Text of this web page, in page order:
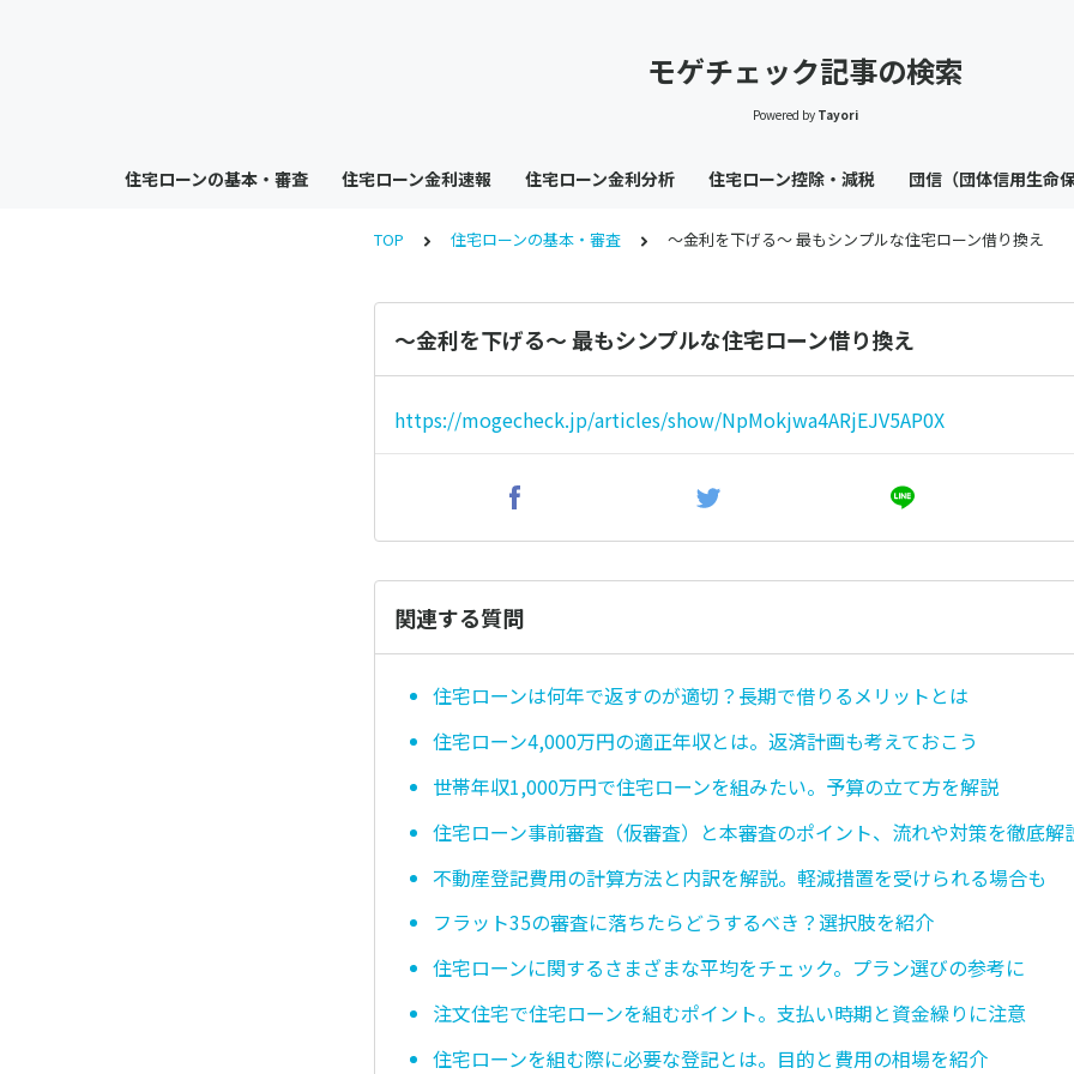
モゲチェック記事の検索
Powered by Tayori
住宅ローンの基本・審査 住宅ローン金利速報 住宅ローン金利分析 住宅ローン控除・減税 団信（団体信用生命
TOP 住宅ローンの基本・審査 〜金利を下げる〜 最もシンプルな住宅ローン借り換え
〜金利を下げる〜 最もシンプルな住宅ローン借り換え
https://mogecheck.jp/articles/show/NpMokjwa4ARjEJV5AP0X
関連する質問
住宅ローンは何年で返すのが適切？長期で借りるメリットとは
住宅ローン4,000万円の適正年収とは。返済計画も考えておこう
世帯年収1,000万円で住宅ローンを組みたい。予算の立て方を解説
住宅ローン事前審査（仮審査）と本審査のポイント、流れや対策を徹底解
不動産登記費用の計算方法と内訳を解説。軽減措置を受けられる場合も
フラット35の審査に落ちたらどうするべき？選択肢を紹介
住宅ローンに関するさまざまな平均をチェック。プラン選びの参考に
注文住宅で住宅ローンを組むポイント。支払い時期と資金繰りに注意
住宅ローンを組む際に必要な登記とは。目的と費用の相場を紹介